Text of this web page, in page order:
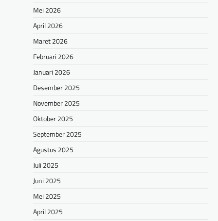
Mei 2026
April 2026
Maret 2026
Februari 2026
Januari 2026
Desember 2025
November 2025
Oktober 2025
September 2025
Agustus 2025
Juli 2025
Juni 2025
Mei 2025
April 2025